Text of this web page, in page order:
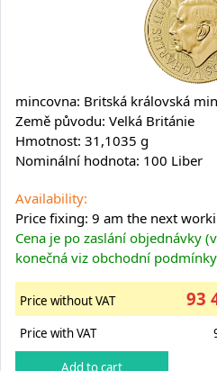
mincovna: Britská královská
Země původu: Velká Británie
Hmotnost: 31,1035 g
Nominální hodnota: 100 Liber
Availability:
Price fixing: 9 am the next
Cena je po zaslání objednávky
konečná viz obchodní podmínky
Price without VAT 93
Price with VAT